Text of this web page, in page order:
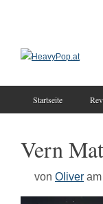
Startseite
Vern
von Oliver